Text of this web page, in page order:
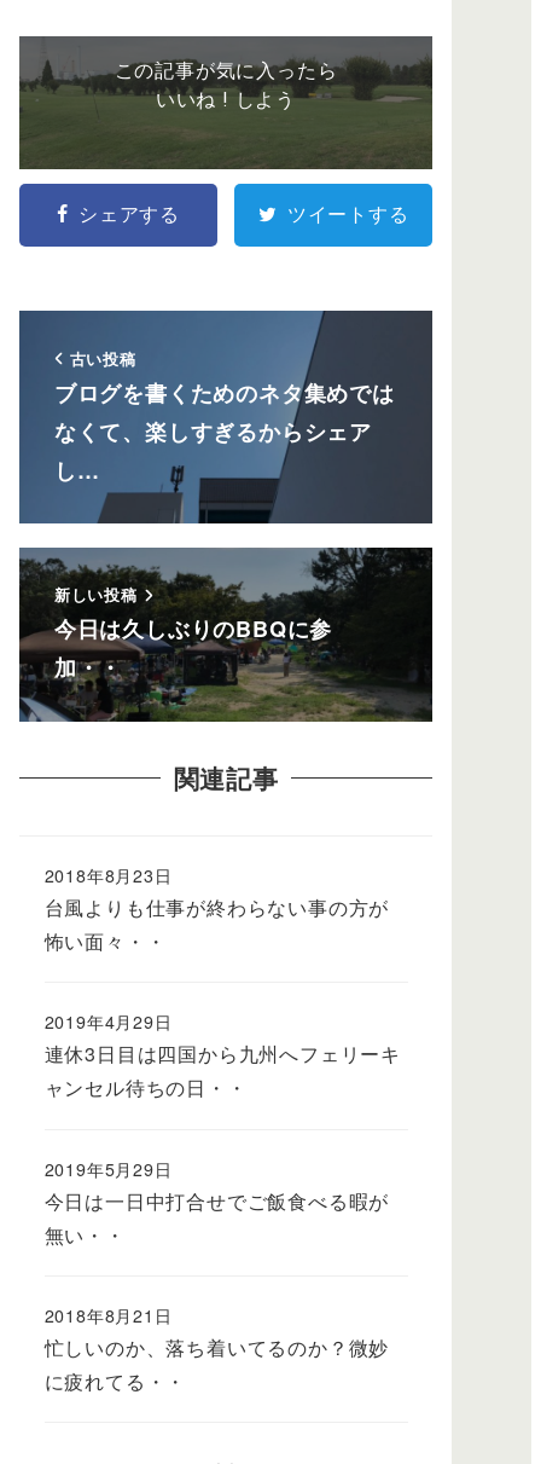
この記事が気に入ったら
いいね ! しよう
シェアする ツイートする
古い投稿
ブログを書くためのネタ集めでは
なくて、楽しすぎるからシェア
し…
新しい投稿
今日は久しぶりのBBQに参
加・・
関連記事
台風よりも仕事が終わらない事の方が
怖い面々・・
2018年8月23日
連休3日目は四国から九州へフェリーキ
ャンセル待ちの日・・
2019年4月29日
今日は一日中打合せでご飯食べる暇が
無い・・
2019年5月29日
忙しいのか、落ち着いてるのか？微妙
に疲れてる・・
2018年8月21日